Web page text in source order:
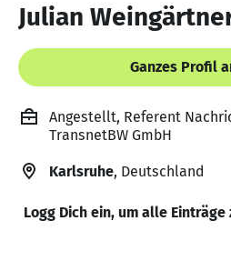
Julian
Ganzes Profil
Angestellt, Referent
TransnetBW GmbH
Karlsruhe, Deutschland
Logg Dich ein, um alle Einträge